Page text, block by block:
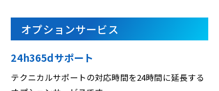
オプションサービス
24h365dサポート
テクニカルサポートの対応時間を24時間に延長する